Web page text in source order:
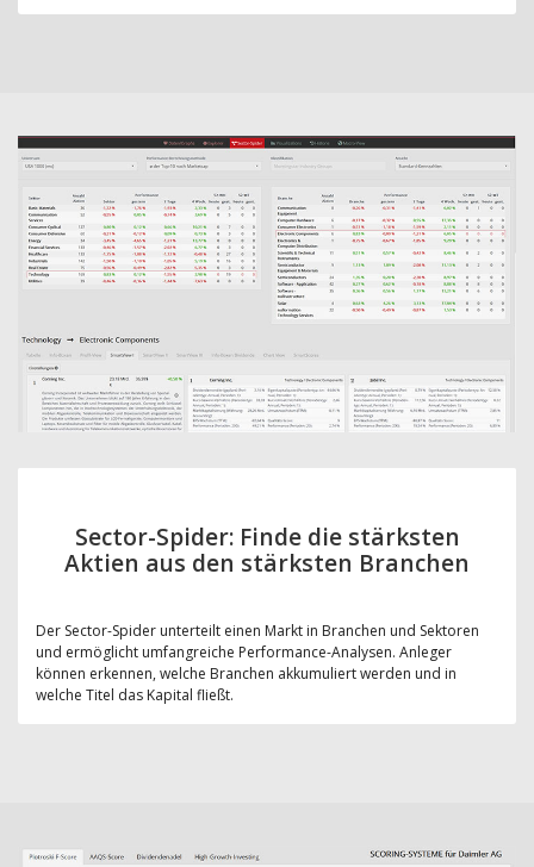
Sector-Spider: Finde die stärksten
Aktien aus den stärksten Branchen
Der Sector-Spider unterteilt einen Markt in Branchen und Sektoren
und ermöglicht umfangreiche Performance-Analysen. Anleger
können erkennen, welche Branchen akkumuliert werden und in
welche Titel das Kapital fließt.